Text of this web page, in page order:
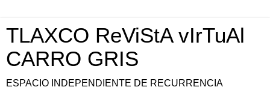
TLAXCO ReViStA vIrTuAl
CARRO GRIS
ESPACIO INDEPENDIENTE DE RECURRENCIA